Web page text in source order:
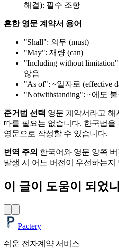
해결): 필수 조항
흔한 영문 계약서 용어
"Shall": 의무 (must)
"May": 재량 (can)
"Including without
않음
"As of": ~일자로 (effective
"Notwithstanding": ~에도
준거법 선택 영문 계약서라고 해
따를 필요는 없습니다. 한국법을
영문으로 작성할 수 있습니다.
번역 주의 한국어와 영문 양쪽
발생 시 어느 버전이 우선하는지
이 글이 도움이 되었
Pactery
쉬운 전자계약 서비스